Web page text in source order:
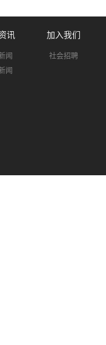
讯
闻
闻
加入我们
社会招聘